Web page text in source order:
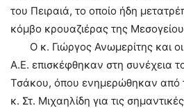
του Πειραιά, το οποίο ήδη
κόμβο κρουαζιέρας της
Ο κ. Γιώργος Ανωμερίτης και
Α.Ε. επισκέφθηκαν στη συνέχεια
Τσάκου, όπου ενημερώθηκαν από
κ. Στ. Μιχαηλίδη για τις